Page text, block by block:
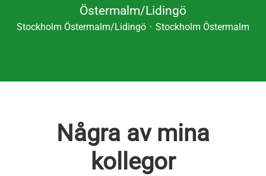
Östermalm/Lidingö
Stockholm Östermalm/Lidingö · Stockholm Östermalm
Några av mina
kollegor